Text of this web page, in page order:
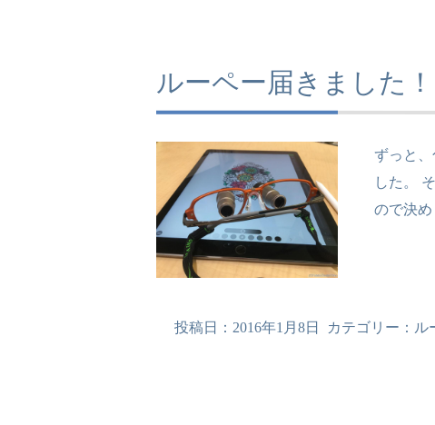
ルーペー届きました！
ずっと
した。
ので決
投稿日： 2016年1月8日 カテゴリー： ル